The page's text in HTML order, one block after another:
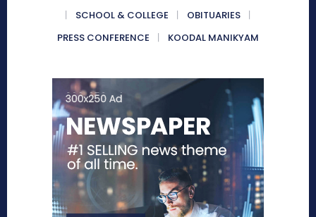
SCHOOL & COLLEGE
OBITUARIES
PRESS CONFERENCE
KOODAL MANIKYAM